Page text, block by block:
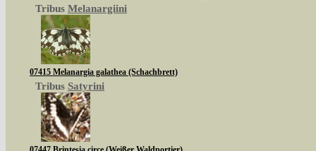
Tribus Melanargiini
07415 Melanargia galathea (Schachbrett)
Tribus Satyrini